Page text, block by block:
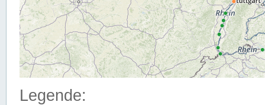
Legende: